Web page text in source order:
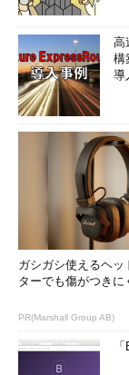
高
構
導
ガシガシ使えるヘッ
ターでも傷がつきに
PR(Marshall Group AB)